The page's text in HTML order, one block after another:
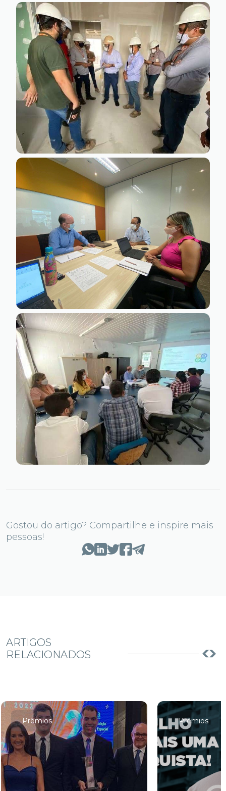
Gostou do artigo? Compartilhe e inspire mais
pessoas!
ARTIGOS
RELACIONADOS
Prêmios Prêmios